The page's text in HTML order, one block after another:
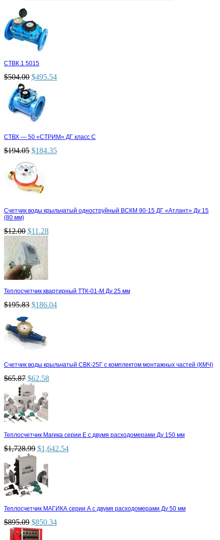
СТВК 1 5015
$504.00 $495.54
СТВХ — 50 «СТРИМ» ДГ класс С
$194.05 $184.35
Счетчик воды крыльчатый одноструйный ВСКМ 90-15 ДГ «Атлант» Ду 15
(80 мм)
$12.00 $11.28
Теплосчетчик квартирный ТТК-01-М Ду 25 мм
$195.83 $186.04
Счетчик воды крыльчатый СВК-25Г с комплектом монтажных частей (КМЧ)
$65.87 $62.58
Теплосчетчик Магика серии Е с двумя расходомерами Ду 150 мм
$1,728.99 $1,642.54
Теплосчетчик МАГИКА серии А с двумя расходомерами Ду 50 мм
$895.09 $850.34